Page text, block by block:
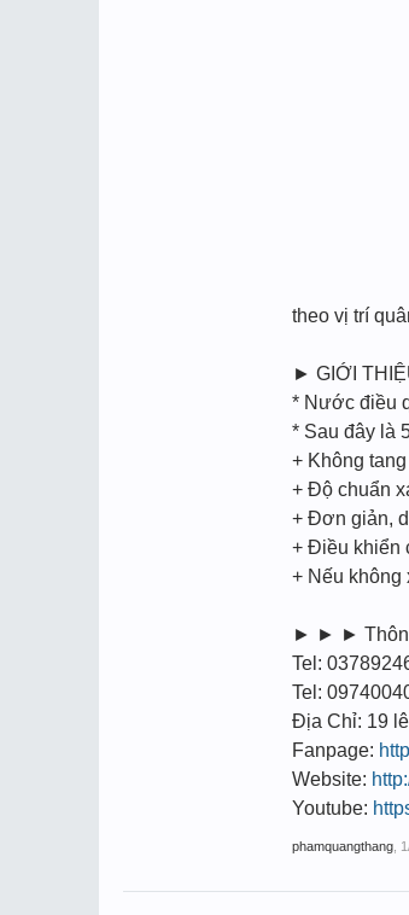
theo vị trí
► GIỚI
* Nước điều
* Sau đây là
+ Không
+ Độ chuẩn
+ Đơn giản,
+ Điều khiển
+ Nếu không
► ► ►
Tel:
Tel:
Địa Chỉ: 19
Fanpage:
Website:
Youtube:
phamquangthang